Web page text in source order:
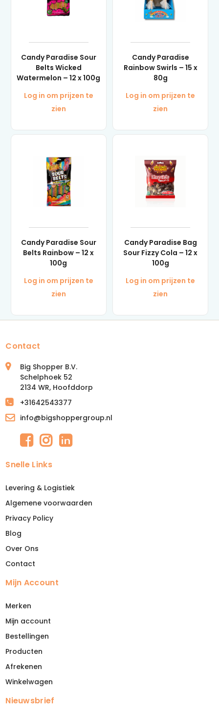
Candy Paradise Sour
Belts Wicked
Watermelon – 12 x 100g
Log in om prijzen te
zien
Candy Paradise
Rainbow Swirls – 15 x
80g
Log in om prijzen te
zien
Candy Paradise Sour
Belts Rainbow – 12 x
100g
Log in om prijzen te
zien
Candy Paradise Bag
Sour Fizzy Cola – 12 x
100g
Log in om prijzen te
zien
Contact
Big Shopper B.V.
Schelphoek 52
2134 WR, Hoofddorp
+31642543377
info@bigshoppergroup.nl
Snelle Links
Levering & Logistiek
Algemene voorwaarden
Privacy Policy
Blog
Over Ons
Contact
Mijn Account
Merken
Mijn account
Bestellingen
Producten
Afrekenen
Winkelwagen
Nieuwsbrief